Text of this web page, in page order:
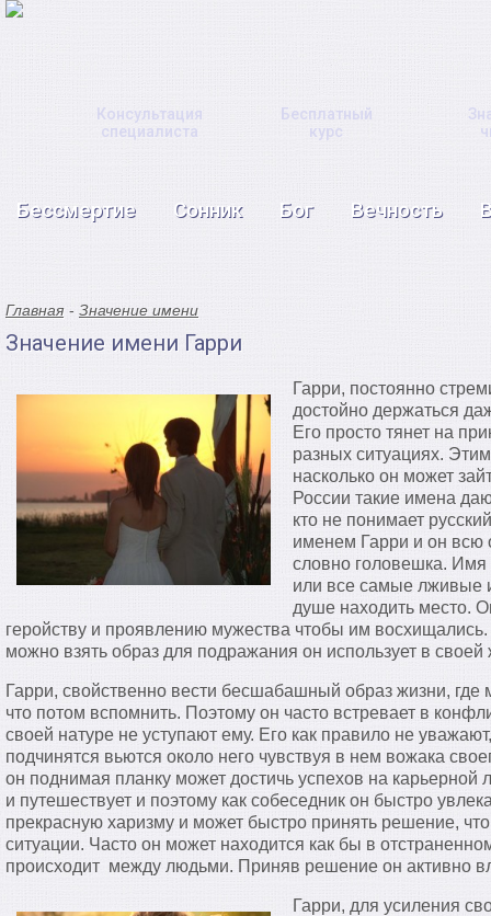
Консультация
специалиста
Бесплатный
курс
Бессмертие Сонник Бог Вечность
Главная Значение имени
Значение имени Гарри
Гарри, постоянно
достойно держаться
Его просто тянет на
разных ситуациях.
насколько он может
России такие имена
кто не понимает
именем Гарри и он всю
словно головешка.
или все самые лживые
душе находить место.
геройству и проявлению мужества чтобы им
можно взять образ для подражания он использует в своей
Гарри, свойственно вести бесшабашный образ жизни,
что потом вспомнить. Поэтому он часто встревает в
своей натуре не уступают ему. Его как правило не
подчинятся вьются около него чувствуя в нем вожака
он поднимая планку может достичь успехов на карьерной
и путешествует и поэтому как собеседник он быстро
прекрасную харизму и может быстро принять решение,
ситуации. Часто он может находится как бы в
происходит между людьми. Приняв решение он активно
Гарри, для усиления